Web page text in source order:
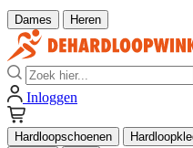
Dames Heren
Zoek
Inloggen
Hardloopschoenen